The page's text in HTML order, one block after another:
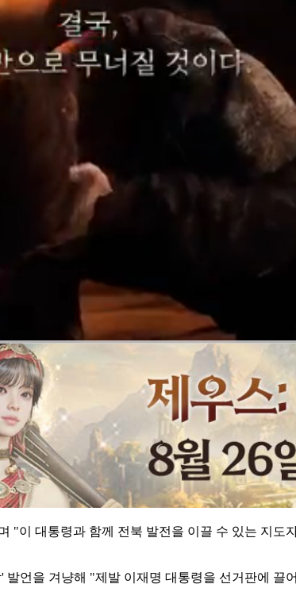
"이 대통령과 함께 전북 발전을 이끌 수 있는 지도
언을 겨냥해 "제발 이재명 대통령을 선거판에 끌